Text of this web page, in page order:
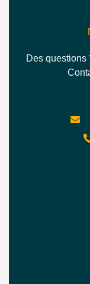
Des questions